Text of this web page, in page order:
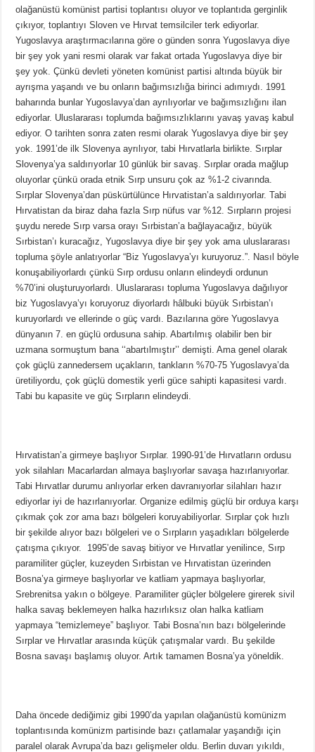
olağanüstü komünist partisi toplantısı oluyor ve toplantıda gerginlik
çıkıyor, toplantıyı Sloven ve Hırvat temsilciler terk ediyorlar.
Yugoslavya araştırmacılarına göre o günden sonra Yugoslavya diye
bir şey yok yani resmi olarak var fakat ortada Yugoslavya diye bir
şey yok. Çünkü devleti yöneten komünist partisi altında büyük bir
ayrışma yaşandı ve bu onların bağımsızlığa birinci adımıydı. 1991
baharında bunlar Yugoslavya’dan ayrılıyorlar ve bağımsızlığını ilan
ediyorlar. Uluslararası toplumda bağımsızlıklarını yavaş yavaş kabul
ediyor. O tarihten sonra zaten resmi olarak Yugoslavya diye bir şey
yok. 1991’de ilk Slovenya ayrılıyor, tabi Hırvatlarla birlikte. Sırplar
Slovenya’ya saldırıyorlar 10 günlük bir savaş. Sırplar orada mağlup
oluyorlar çünkü orada etnik Sırp unsuru çok az %1-2 civarında.
Sırplar Slovenya’dan püskürtülünce Hırvatistan’a saldırıyorlar. Tabi
Hırvatistan da biraz daha fazla Sırp nüfus var %12. Sırpların projesi
şuydu nerede Sırp varsa orayı Sırbistan’a bağlayacağız, büyük
Sırbistan’ı kuracağız, Yugoslavya diye bir şey yok ama uluslararası
topluma şöyle anlatıyorlar “Biz Yugoslavya’yı kuruyoruz.”. Nasıl böyle
konuşabiliyorlardı çünkü Sırp ordusu onların elindeydi ordunun
%70’ini oluşturuyorlardı. Uluslararası topluma Yugoslavya dağılıyor
biz Yugoslavya’yı koruyoruz diyorlardı hâlbuki büyük Sırbistan’ı
kuruyorlardı ve ellerinde o güç vardı. Bazılarına göre Yugoslavya
dünyanın 7. en güçlü ordusuna sahip. Abartılmış olabilir ben bir
uzmana sormuştum bana ‘‘abartılmıştır’’ demişti. Ama genel olarak
çok güçlü zannedersem uçakların, tankların %70-75 Yugoslavya’da
üretiliyordu, çok güçlü domestik yerli güce sahipti kapasitesi vardı.
Tabi bu kapasite ve güç Sırpların elindeydi.
Hırvatistan’a girmeye başlıyor Sırplar. 1990-91’de Hırvatların ordusu
yok silahları Macarlardan almaya başlıyorlar savaşa hazırlanıyorlar.
Tabi Hırvatlar durumu anlıyorlar erken davranıyorlar silahları hazır
ediyorlar iyi de hazırlanıyorlar. Organize edilmiş güçlü bir orduya karşı
çıkmak çok zor ama bazı bölgeleri koruyabiliyorlar. Sırplar çok hızlı
bir şekilde alıyor bazı bölgeleri ve o Sırpların yaşadıkları bölgelerde
çatışma çıkıyor. 1995’de savaş bitiyor ve Hırvatlar yenilince, Sırp
paramiliter güçler, kuzeyden Sırbistan ve Hırvatistan üzerinden
Bosna’ya girmeye başlıyorlar ve katliam yapmaya başlıyorlar,
Srebrenitsa yakın o bölgeye. Paramiliter güçler bölgelere girerek sivil
halka savaş beklemeyen halka hazırlıksız olan halka katliam
yapmaya “temizlemeye” başlıyor. Tabi Bosna’nın bazı bölgelerinde
Sırplar ve Hırvatlar arasında küçük çatışmalar vardı. Bu şekilde
Bosna savaşı başlamış oluyor. Artık tamamen Bosna’ya yöneldik.
Daha öncede dediğimiz gibi 1990’da yapılan olağanüstü komünizm
toplantısında komünizm partisinde bazı çatlamalar yaşandığı için
paralel olarak Avrupa’da bazı gelişmeler oldu. Berlin duvarı yıkıldı,